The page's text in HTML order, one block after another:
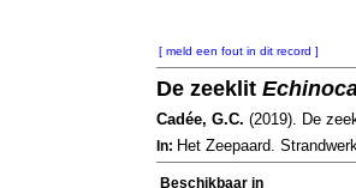
[ meld een fout in dit record ]
De zeeklit
Cadée, G.C. (2019). De
In: Het Zeepaard.
Beschikbaar in